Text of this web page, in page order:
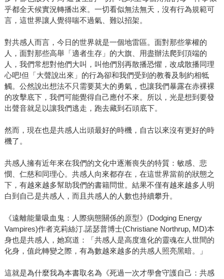
乎都全天候實況轉播出來。一切看似無法無天，沒有行為規範可
言，這世界讓人覺得喘不過氣、難以招架。
對共感人而言，今日的世界就是一個地雷區。面對那些掌權的
人，面對那些高舉「適者生存」的大旗、用盡辦法爬到頂端的
人，我們常想對他們大叫，叫他們別再散播恐懼，改成散播同理
心吧!但「大聲說出來」的行為卻和我們受到的教養及制約相牴
觸。公然說出想法不只需要莫大的勇氣，也讓我們暴露在赤裸裸
的攻擊底下，我們可能覺得自己應付不來。所以，光是想到要發
出聲音就足以讓我們逃走，跑去藏到石頭底下。
然而，現在也是共感人出頭最好的時機，自古以來沒有更好的時
機了。
共感人擁有近年來在我們的文化中逐漸喪失的特質：敏感、悲
憫、仁慈和同理心。共感人向來都存在，在這世界當前的狀態之
下，有越來越多幫助我們的書籍問世。結果不僅有越來越多人明
白到自己是共感人，而且共感人的人數也持續攀升。
《遠離能量吸血鬼：人際病態關係的原型》(Dodging Energy
Vampires)作者克莉絲汀.諾瑟普博士(Christiane Northrup, MD)本
身也是共感人，她寫道：「共感人是高度進化的靈魂在人世間的
化身，值此轉變之際，有為數越來越多的共感人照亮黑暗。」
這就是為什麼我為本書取名為《死過一次才學會守護自己：共感